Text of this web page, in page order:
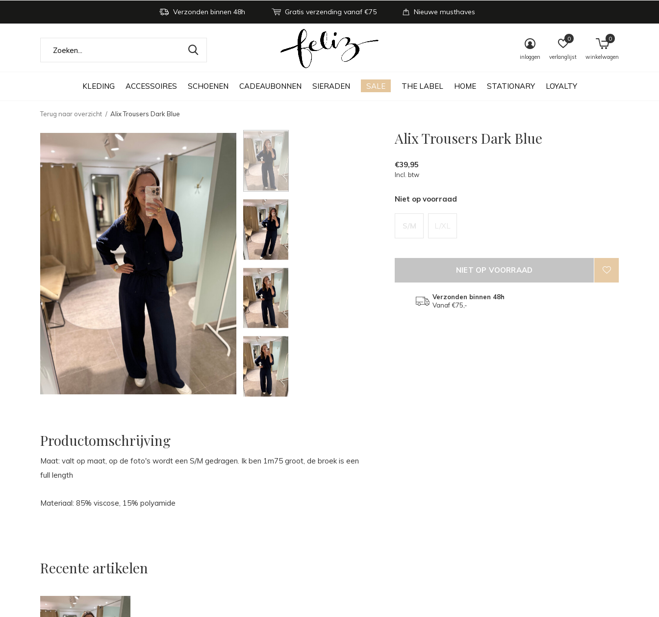
KLEDING ACCESSOIRES SCHOENEN CADEAUBONNEN SIERADEN SALE THE LABEL HOME STATIONARY LOYALTY
inloggen verlanglijst
0
winkelwagen
0
Verzonden binnen 48h Gratis verzending vanaf €75 Nieuwe musthaves
Terug naar overzicht Alix Trousers Dark Blue
Alix Trousers Dark Blue
€39,95
Incl. btw
Niet op voorraad
S/M L/XL
NIET OP VOORRAAD
Verzonden binnen 48h
Vanaf €75,-
Productomschrijving
Maat: valt op maat, op de foto's wordt een S/M gedragen. Ik ben 1m75 groot, de broek is een
full length
Materiaal: 85% viscose, 15% polyamide
Recente artikelen